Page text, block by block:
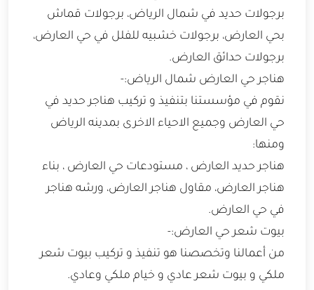
برجولات حديد في شمال الرياض، برجولات قماش
بحي العارض، برجولات خشبيه للفلل في حي العارض،
برجولات حدائق العارض.
هناجر حي العارض شمال الرياض:-
نقوم في مؤسستنا بتنفيذ و تركيب هناجر حديد في
حي العارض وجميع الاحياء الاخرى بمدينه الرياض
ومنها:
هناجر حديد العارض ، مستودعات حي العارض ، بناء
هناجر العارض، مقاول هناجر العارض، ورشه هناجر
في حي العارض.
بيوت شعر حي العارض:-
من أعمالنا وتخصصنا هو تنفيذ و تركيب بيوت شعر
ملكي و بيوت شعر عادي و خيام ملكي وعادي.